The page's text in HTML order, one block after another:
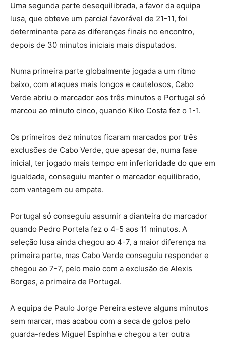
Uma segunda parte desequilibrada, a favor da equipa
lusa, que obteve um parcial favorável de 21-11, foi
determinante para as diferenças finais no encontro,
depois de 30 minutos iniciais mais disputados.
Numa primeira parte globalmente jogada a um ritmo
baixo, com ataques mais longos e cautelosos, Cabo
Verde abriu o marcador aos três minutos e Portugal só
marcou ao minuto cinco, quando Kiko Costa fez o 1-1.
Os primeiros dez minutos ficaram marcados por três
exclusões de Cabo Verde, que apesar de, numa fase
inicial, ter jogado mais tempo em inferioridade do que em
igualdade, conseguiu manter o marcador equilibrado,
com vantagem ou empate.
Portugal só conseguiu assumir a dianteira do marcador
quando Pedro Portela fez o 4-5 aos 11 minutos. A
seleção lusa ainda chegou ao 4-7, a maior diferença na
primeira parte, mas Cabo Verde conseguiu responder e
chegou ao 7-7, pelo meio com a exclusão de Alexis
Borges, a primeira de Portugal.
A equipa de Paulo Jorge Pereira esteve alguns minutos
sem marcar, mas acabou com a seca de golos pelo
guarda-redes Miguel Espinha e chegou a ter outra